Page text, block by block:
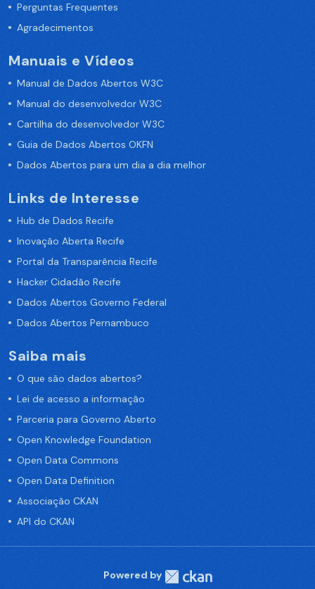
Perguntas Frequentes
Agradecimentos
Manuais e Vídeos
Manual de Dados Abertos W3C
Manual do desenvolvedor W3C
Cartilha do desenvolvedor W3C
Guia de Dados Abertos OKFN
Dados Abertos para um dia a dia melhor
Links de Interesse
Hub de Dados Recife
Inovação Aberta Recife
Portal da Transparência Recife
Hacker Cidadão Recife
Dados Abertos Governo Federal
Dados Abertos Pernambuco
Saiba mais
O que são dados abertos?
Lei de acesso a informação
Parceria para Governo Aberto
Open Knowledge Foundation
Open Data Commons
Open Data Definition
Associação CKAN
API do CKAN
Powered by